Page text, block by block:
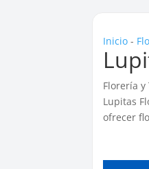
Inicio -
Florería
Lupitas
ofrecer